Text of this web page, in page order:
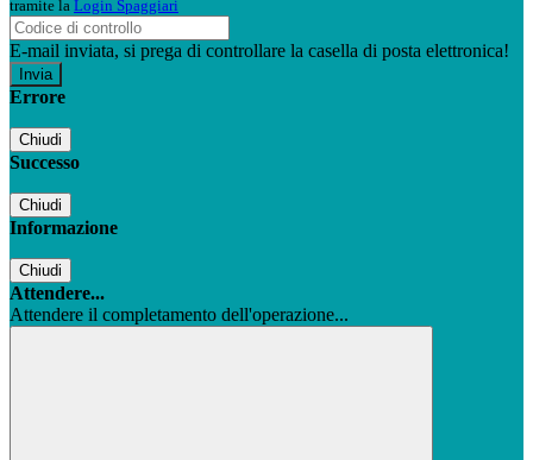
tramite la Login Spaggiari
E-mail inviata, si prega di controllare la casella di posta elettronica!
Errore
Chiudi
Successo
Chiudi
Informazione
Chiudi
Attendere...
Attendere il completamento dell'operazione...